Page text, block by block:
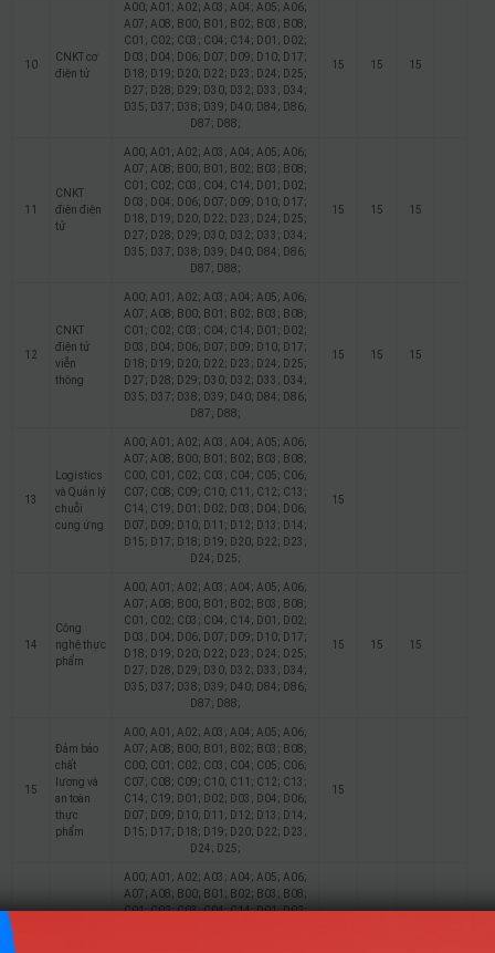
10
CNKT cơ
điện tử
A00; A01; A02; A03; A04; A05; A06;
A07; A08; B00; B01; B02; B03; B08;
C01; C02; C03; C04; C14; D01; D02;
D03; D04; D06; D07; D09; D10; D17;
D18; D19; D20; D22; D23; D24; D25;
D27; D28; D29; D30; D32; D33; D34;
D35; D37; D38; D39; D40; D84; D86;
D87; D88;
15 15 15
11
CNKT
điện điện
tử
A00; A01; A02; A03; A04; A05; A06;
A07; A08; B00; B01; B02; B03; B08;
C01; C02; C03; C04; C14; D01; D02;
D03; D04; D06; D07; D09; D10; D17;
D18; D19; D20; D22; D23; D24; D25;
D27; D28; D29; D30; D32; D33; D34;
D35; D37; D38; D39; D40; D84; D86;
D87; D88;
15 15 15
12
CNKT
điện tử
viễn
thông
A00; A01; A02; A03; A04; A05; A06;
A07; A08; B00; B01; B02; B03; B08;
C01; C02; C03; C04; C14; D01; D02;
D03; D04; D06; D07; D09; D10; D17;
D18; D19; D20; D22; D23; D24; D25;
D27; D28; D29; D30; D32; D33; D34;
D35; D37; D38; D39; D40; D84; D86;
D87; D88;
15 15 15
13
Logistics
và Quản lý
chuỗi
cung ứng
A00; A01; A02; A03; A04; A05; A06;
A07; A08; B00; B01; B02; B03; B08;
C00; C01; C02; C03; C04; C05; C06;
C07; C08; C09; C10; C11; C12; C13;
C14; C19; D01; D02; D03; D04; D06;
D07; D09; D10; D11; D12; D13; D14;
D15; D17; D18; D19; D20; D22; D23;
D24; D25;
15
14
Công
nghệ thực
phẩm
A00; A01; A02; A03; A04; A05; A06;
A07; A08; B00; B01; B02; B03; B08;
C01; C02; C03; C04; C14; D01; D02;
D03; D04; D06; D07; D09; D10; D17;
D18; D19; D20; D22; D23; D24; D25;
D27; D28; D29; D30; D32; D33; D34;
D35; D37; D38; D39; D40; D84; D86;
D87; D88;
15 15 15
15
Đảm bảo
chất
lượng và
an toàn
thực
phẩm
A00; A01; A02; A03; A04; A05; A06;
A07; A08; B00; B01; B02; B03; B08;
C00; C01; C02; C03; C04; C05; C06;
C07; C08; C09; C10; C11; C12; C13;
C14; C19; D01; D02; D03; D04; D06;
D07; D09; D10; D11; D12; D13; D14;
D15; D17; D18; D19; D20; D22; D23;
D24; D25;
15
A00; A01; A02; A03; A04; A05; A06;
A07; A08; B00; B01; B02; B03; B08;
C01; C02; C03; C04; C14; D01; D02;